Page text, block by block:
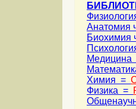
Анатомия
Биохимия
Медицина
Химия =
Физика =